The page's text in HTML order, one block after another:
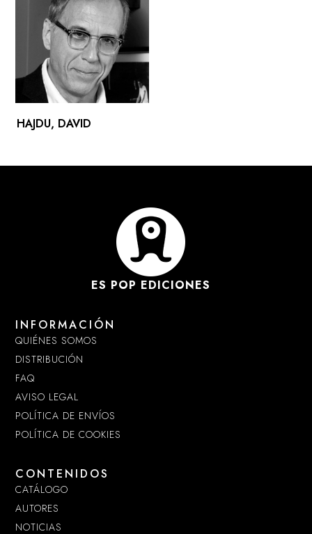
HAJDU, DAVID
ES POP EDICIONES
INFORMACIÓN
QUIÉNES SOMOS
DISTRIBUCIÓN
FAQ
AVISO LEGAL
POLÍTICA DE ENVÍOS
POLÍTICA DE COOKIES
CONTENIDOS
CATÁLOGO
AUTORES
NOTICIAS